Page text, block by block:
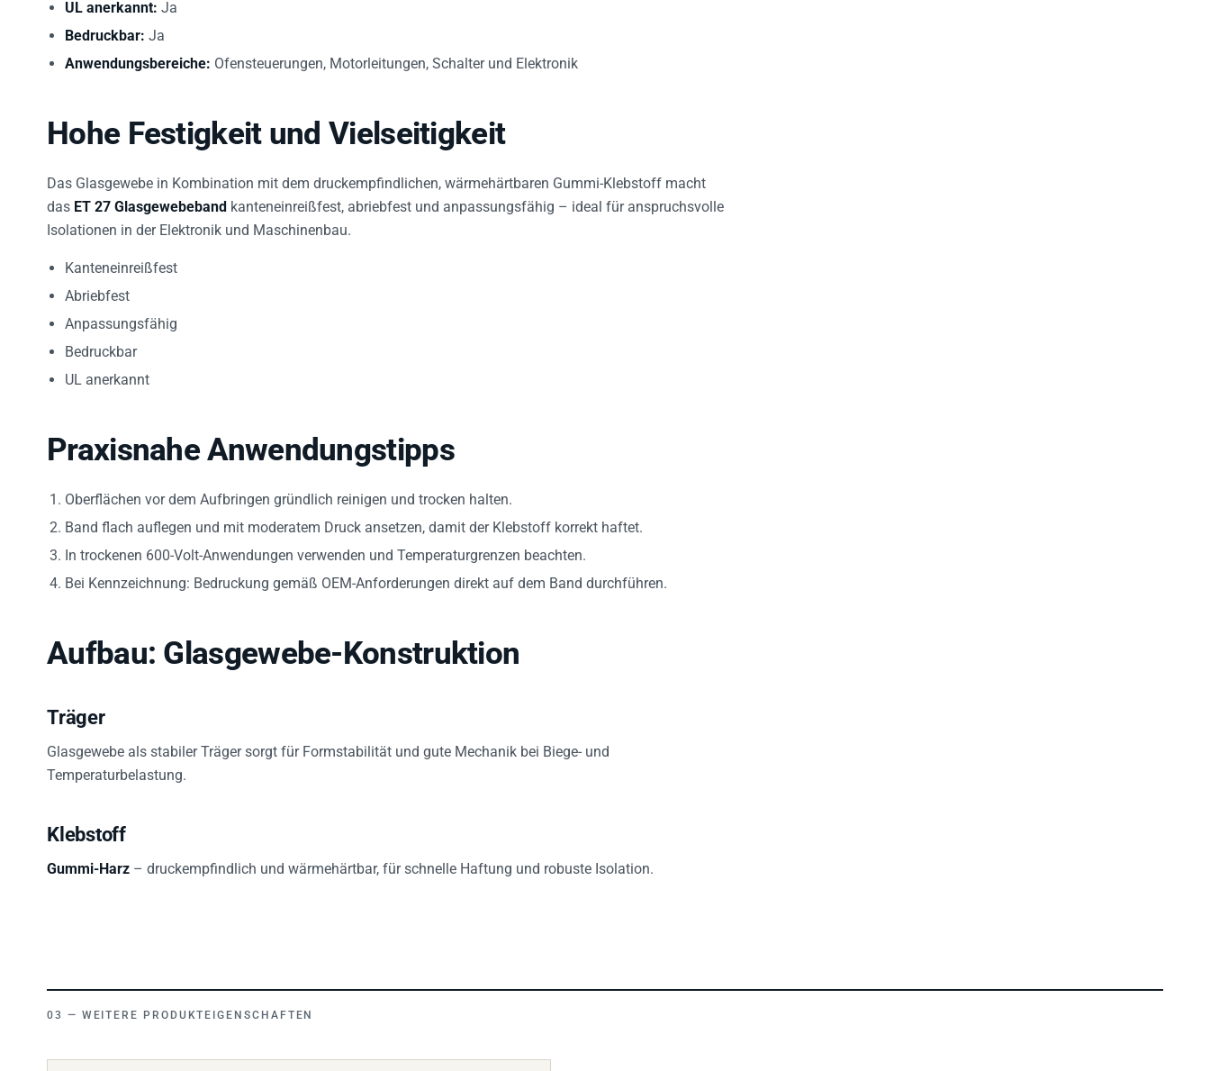
Bedruckbar:
Ja
Anwendungsbereiche:
Ofensteuerungen, Motorleitungen, Schalter und Elektronik
Hohe Festigkeit und Vielseitigkeit
Das Glasgewebe in Kombination mit dem druckempfindlichen, wärmehärtbaren Gummi-Klebstoff macht
das ET 27 Glasgewebeband kanteneinreißfest, abriebfest und anpassungsfähig – ideal für anspruchsvolle
Isolationen in der Elektronik und Maschinenbau.
Kanteneinreißfest
Abriebfest
Anpassungsfähig
Bedruckbar
UL anerkannt
Praxisnahe Anwendungstipps
Oberflächen vor dem Aufbringen gründlich reinigen und trocken halten.
Band flach auflegen und mit moderatem Druck ansetzen, damit der Klebstoff korrekt haftet.
In trockenen 600-Volt-Anwendungen verwenden und Temperaturgrenzen beachten.
Bei Kennzeichnung: Bedruckung gemäß OEM-Anforderungen direkt auf dem Band durchführen.
Aufbau: Glasgewebe-Konstruktion
Träger
Glasgewebe als stabiler Träger sorgt für Formstabilität und gute Mechanik bei Biege- und
Temperaturbelastung.
Klebstoff
Gummi-Harz – druckempfindlich und wärmehärtbar, für schnelle Haftung und robuste Isolation.